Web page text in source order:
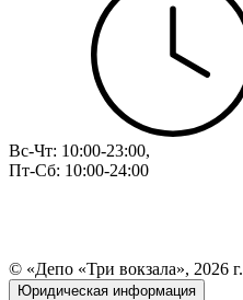
Вс-Чт: 10:00-23:00,
Пт-Сб: 10:00-24:00
© «Депо «Три вокзала», 2026 г.
Юридическая информация